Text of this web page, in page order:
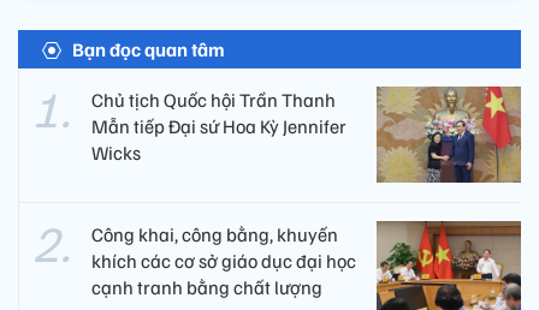
Bạn đọc quan tâm
Chủ tịch Quốc hội Trần Thanh
Mẫn tiếp Đại sứ Hoa Kỳ Jennifer
Wicks
Công khai, công bằng, khuyến
khích các cơ sở giáo dục đại học
cạnh tranh bằng chất lượng​